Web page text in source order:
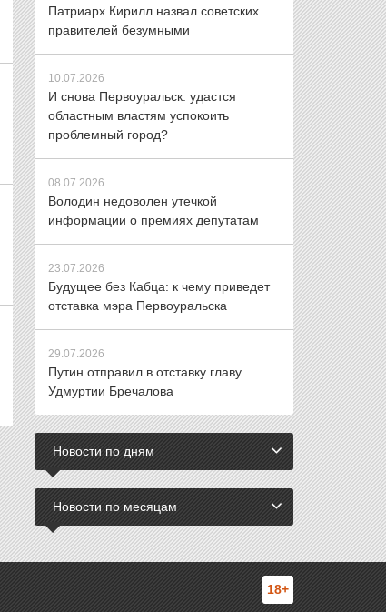
Патриарх Кирилл назвал советских
правителей безумными
10.07.2026
И снова Первоуральск: удастся
областным властям успокоить
проблемный город?
08.07.2026
Володин недоволен утечкой
информации о премиях депутатам
23.07.2026
Будущее без Кабца: к чему приведет
отставка мэра Первоуральска
29.07.2026
Путин отправил в отставку главу
Удмуртии Бречалова
Новости по дням
Новости по месяцам
18+